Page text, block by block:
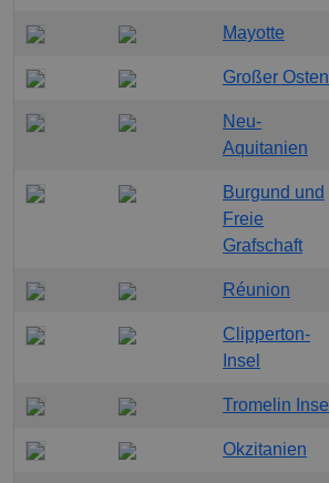
Mayotte
Großer Osten
Neu-
Aquitanien
Burgund und
Freie
Grafschaft
Réunion
Clipperton-
Insel
Tromelin Insel
Okzitanien